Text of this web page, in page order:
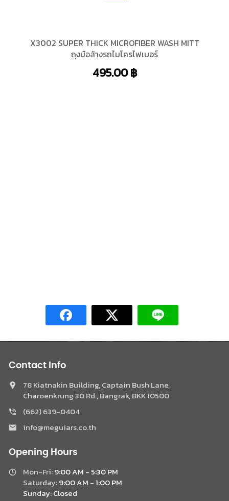
Contact Info
78 Kiatnakin Building, Captain Bush Lane,
Charoenkrung 30 Rd., Bangrak, BKK 10500
(662) 639-0404
info@meguiars.co.th
Opening Hours
Mon-Fri:9:00 AM - 5:30 PM
Saturday:9:00 AM - 1:00 PM
Sunday:Closed